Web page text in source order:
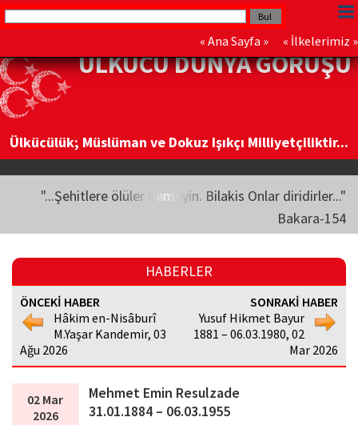
« Ana Sayfa » « İlkelerimiz »
ÜLKÜCÜ DÜNYA GÖRÜŞÜ
Ülkücülük; Müslüman ve Dokuz Işıkçı Milliyetçiliktir...
"...Şehitlere ölüler demeyin. Bilakis Onlar diridirler..."
Bakara-154
HABERLER
ÖNCEKİ HABER
Hâkim en-Nisâburî
M.Yaşar Kandemir, 03
Ağu 2026
SONRAKİ HABER
Yusuf Hikmet Bayur
1881 – 06.03.1980, 02
Mar 2026
02 Mar
2026
Mehmet Emin Resulzade
31.01.1884 – 06.03.1955